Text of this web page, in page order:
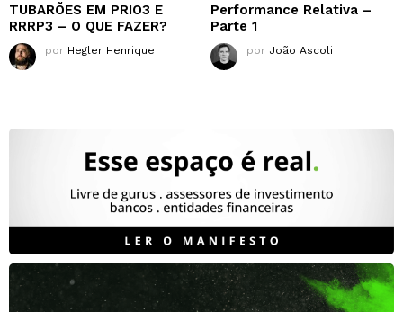
TUBARÕES EM PRIO3 E
RRRP3 – O QUE FAZER?
por Hegler Henrique
Performance Relativa –
Parte 1
por João Ascoli